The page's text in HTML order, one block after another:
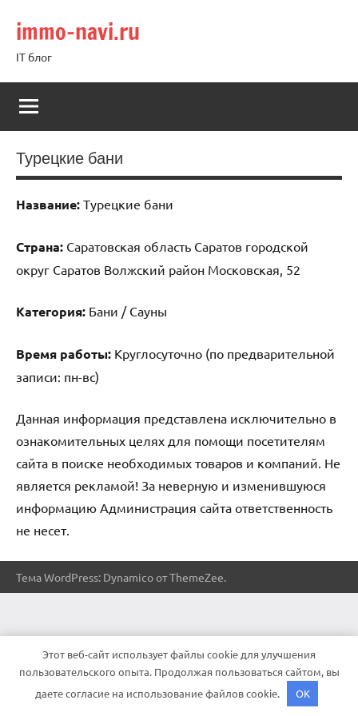
содержимому
immo-navi.ru
IT блог
Турецкие бани
Название: Турецкие бани
Страна: Саратовская область Саратов городской
округ Саратов Волжский район Московская, 52
Категория: Бани / Сауны
Время работы: Круглосуточно (по предварительной
записи: пн-вс)
Данная информация представлена исключительно в
ознакомительных целях для помощи посетителям
сайта в поиске необходимых товаров и компаний. Не
является рекламой! За неверную и изменившуюся
информацию Администрация сайта ответственность
не несет.
Тема WordPress: Dynamico от ThemeZee.
Этот веб-сайт использует файлы cookie для улучшения
пользовательского опыта. Продолжая пользоваться сайтом, вы
даете согласие на использование файлов cookie.
OK